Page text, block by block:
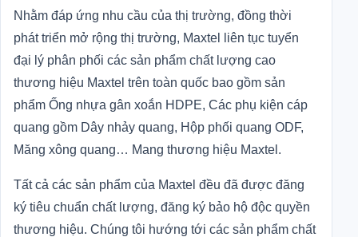
Nhằm đáp ứng nhu cầu của thị trường, đồng thời
phát triển mở rộng thị trường, Maxtel liên tục tuyển
đại lý phân phối các sản phẩm chất lượng cao
thương hiệu Maxtel trên toàn quốc bao gồm sản
phẩm Ống nhựa gân xoắn HDPE, Các phụ kiện cáp
quang gồm Dây nhảy quang, Hộp phối quang ODF,
Măng xông quang… Mang thương hiệu Maxtel.
Tất cả các sản phẩm của Maxtel đều đã được đăng
ký tiêu chuẩn chất lượng, đăng ký bảo hộ độc quyền
thương hiệu. Chúng tôi hướng tới các sản phẩm chất